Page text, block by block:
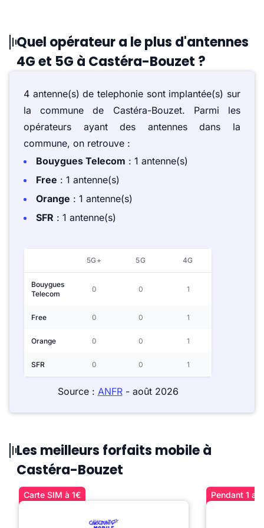
Quel opérateur a le plus d'antennes
4G et 5G à Castéra-Bouzet ?
4 antenne(s) de telephonie sont implantée(s) sur
la commune de Castéra-Bouzet. Parmi les
opérateurs ayant des antennes dans la
commune, on retrouve :
Bouygues Telecom : 1 antenne(s)
Free : 1 antenne(s)
Orange : 1 antenne(s)
SFR : 1 antenne(s)
5G+ 5G 4G
Bouygues
Telecom
0 0 1
Free 0 0 1
Orange 0 0 1
SFR 0 0 1
Source : ANFR- août 2026
Les meilleurs forfaits mobile à
Castéra-Bouzet
Carte SIM à 1€ Pendant 1